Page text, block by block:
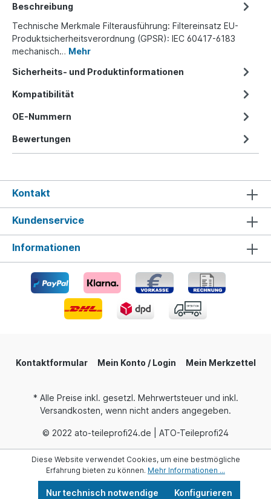
Beschreibung
Technische Merkmale Filterausführung: Filtereinsatz EU-
Produktsicherheitsverordnung (GPSR): IEC 60417-6183
mechanisch… Mehr
Sicherheits- und Produktinformationen
Kompatibilität
OE-Nummern
Bewertungen
Kontakt
Kundenservice
Informationen
Kontaktformular Mein Konto / Login Mein Merkzettel
* Alle Preise inkl. gesetzl. Mehrwertsteuer und inkl.
Versandkosten, wenn nicht anders angegeben.
© 2022 ato-teileprofi24.de | ATO-Teileprofi24
Diese Website verwendet Cookies, um eine bestmögliche
Erfahrung bieten zu können. Mehr Informationen ...
Nur technisch notwendige Konfigurieren